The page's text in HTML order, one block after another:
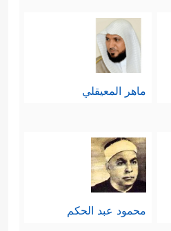
ماهر المعيقلي
محمود عبد الحكم